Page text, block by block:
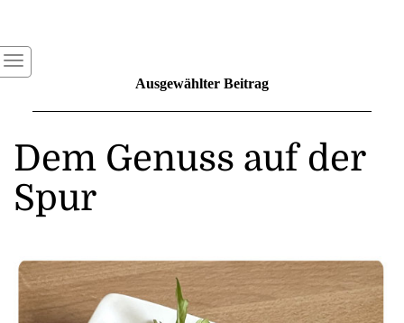
Ausgewählter Beitrag
Dem Genuss auf der
Spur